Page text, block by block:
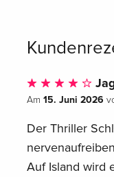
Am 15. Juni 2026
Der Thriller
Auf Island wird